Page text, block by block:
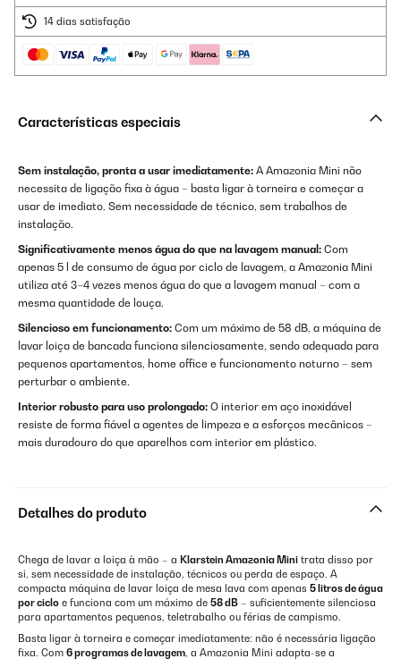
14 dias satisfação
Características especiais
Sem instalação, pronta a usar imediatamente: A Amazonia Mini não
necessita de ligação fixa à água – basta ligar à torneira e começar a
usar de imediato. Sem necessidade de técnico, sem trabalhos de
instalação.
Significativamente menos água do que na lavagem manual: Com
apenas 5 l de consumo de água por ciclo de lavagem, a Amazonia Mini
utiliza até 3–4 vezes menos água do que a lavagem manual – com a
mesma quantidade de louça.
Silencioso em funcionamento: Com um máximo de 58 dB, a máquina de
lavar loiça de bancada funciona silenciosamente, sendo adequada para
pequenos apartamentos, home office e funcionamento noturno – sem
perturbar o ambiente.
Interior robusto para uso prolongado: O interior em aço inoxidável
resiste de forma fiável a agentes de limpeza e a esforços mecânicos –
mais duradouro do que aparelhos com interior em plástico.
Detalhes do produto
Chega de lavar a loiça à mão – a Klarstein Amazonia Mini trata disso por
si, sem necessidade de instalação, técnicos ou perda de espaço. A
compacta máquina de lavar loiça de mesa lava com apenas 5 litros de água
por ciclo e funciona com um máximo de 58 dB – suficientemente silenciosa
para apartamentos pequenos, teletrabalho ou férias de campismo.
Basta ligar à torneira e começar imediatamente: não é necessária ligação
fixa. Com 6 programas de lavagem, a Amazonia Mini adapta-se a